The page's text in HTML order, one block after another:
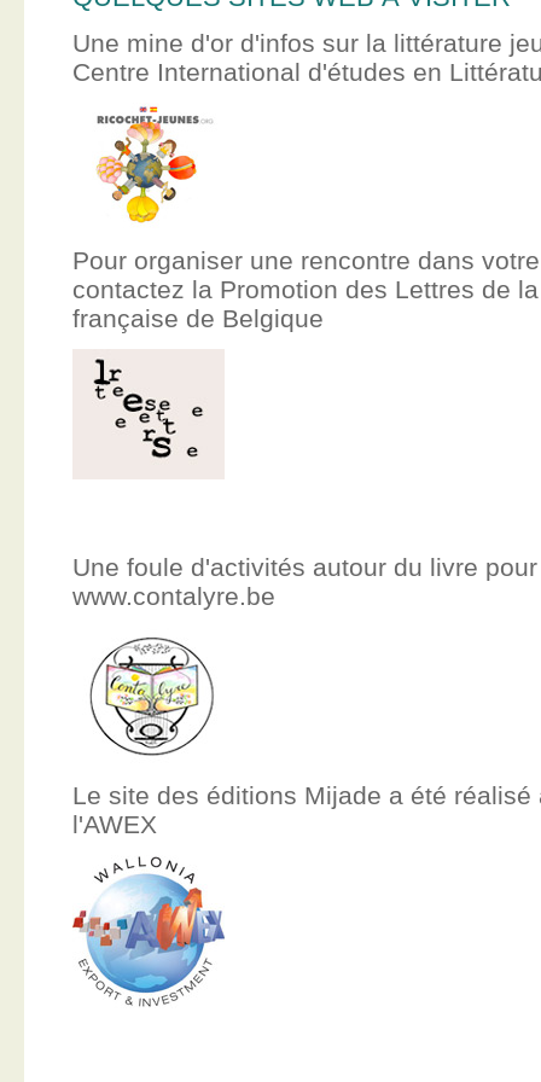
Une mine d'or d'infos sur la littérature
Centre International d'études en
Pour organiser une rencontre dans
contactez la Promotion des Lettres de
française de Belgique
Une foule d'activités autour du livre
www.contalyre.be
Le site des éditions Mijade a été réalisé
l'AWEX